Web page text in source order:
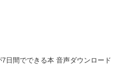
7日間でできる本 音声ダウンロード